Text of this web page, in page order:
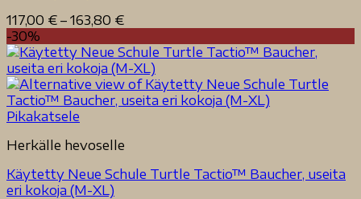
117,00 € – 163,80 €Hintaluokka:
-
163,80 €
-30%
Pikakatsele
Herkälle hevoselle
Käytetty Neue Schule Turtle Tactio™ Baucher, useita
eri kokoja (M-XL)